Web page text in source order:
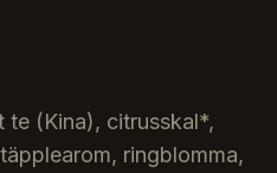
te (Kina), citrusskal*,
ringblomma,